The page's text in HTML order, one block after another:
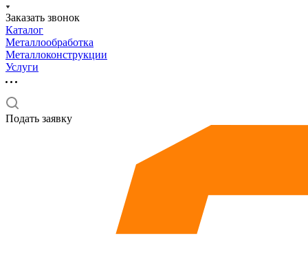
Заказать звонок
Каталог
Металлообработка
Металлоконструкции
Услуги
Подать заявку